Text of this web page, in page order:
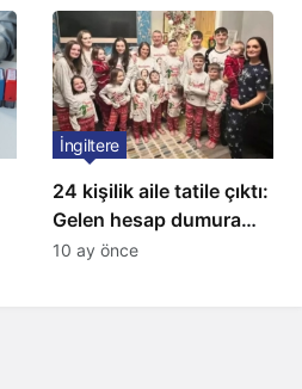
24 kişilik aile tatile çıktı:
Gelen hesap dumura
uğrattı
İngiltere
10 ay önce